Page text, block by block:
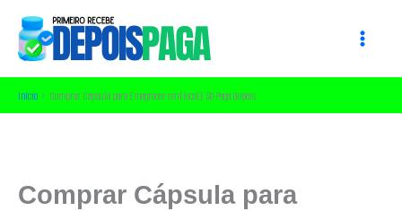
para
conteúdo
Início Comprar Cápsula para Emagrecer em [local]: Só Paga Depois
Comprar Cápsula para